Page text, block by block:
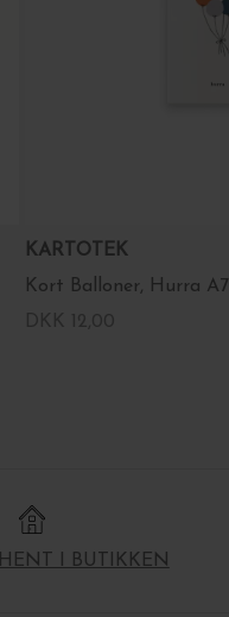
KARTOTEK
Kort Balloner, Hurra A7
I BUTIKKEN